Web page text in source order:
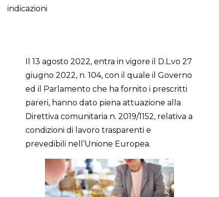
indicazioni
Il 13 agosto 2022, entra in vigore il D.L.vo 27
giugno 2022, n. 104, con il quale il Governo
ed il Parlamento che ha fornito i prescritti
pareri, hanno dato piena attuazione alla
Direttiva comunitaria n. 2019/1152, relativa a
condizioni di lavoro trasparenti e
prevedibili nell’Unione Europea.